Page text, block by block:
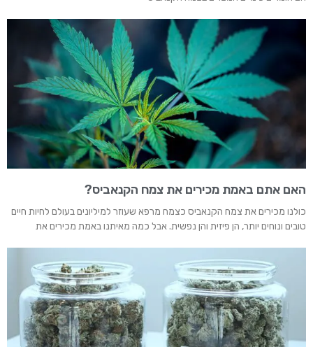
האם אתם באמת מכירים את צמח הקנאביס?
כולנו מכירים את צמח הקנאביס כצמח מרפא שעוזר למיליונים בעולם לחיות חיים
טובים ונוחים יותר, הן פיזית והן נפשית. אבל כמה מאיתנו באמת מכירים את